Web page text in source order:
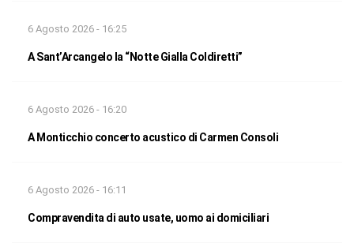
6 Agosto 2026 - 16:25
A Sant’Arcangelo la “Notte Gialla Coldiretti”
6 Agosto 2026 - 16:20
A Monticchio concerto acustico di Carmen Consoli
6 Agosto 2026 - 16:11
Compravendita di auto usate, uomo ai domiciliari